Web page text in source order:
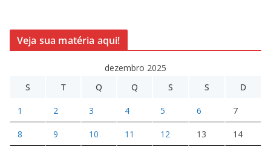
Veja sua matéria aqui!
dezembro 2025
S
T Q Q S S D
1 2 3 4 5 6 7
8 9 10 11 12 13 14